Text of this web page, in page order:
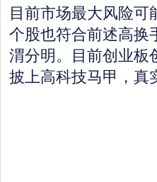
目前市场最大风险
个股也符合前述高换
渭分明。目前创业板
披上高科技马甲，真